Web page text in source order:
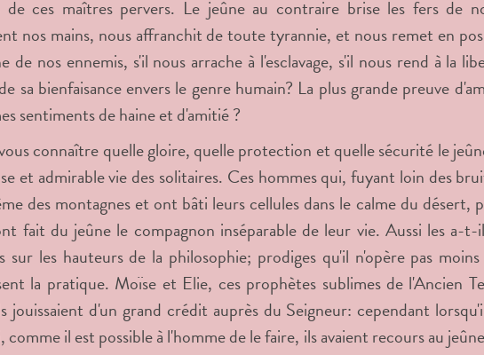
de ces maîtres pervers. Le jeûne au contraire brise les fers de
nos mains, nous affranchit de toute tyrannie, et nous remet en
de nos ennemis, s'il nous arrache à l'esclavage, s'il nous rend à la
sa bienfaisance envers le genre humain? La plus grande preuve
sentiments de haine et d'amitié ?
connaître quelle gloire, quelle protection et quelle sécurité le
et admirable vie des solitaires. Ces hommes qui, fuyant loin des
des montagnes et ont bâti leurs cellules dans le calme du désert,
fait du jeûne le compagnon inséparable de leur vie. Aussi les a-
sur les hauteurs de la philosophie; prodiges qu'il n'opère pas
la pratique. Moïse et Elie, ces prophètes sublimes de l'Ancien
jouissaient d'un grand crédit auprès du Seigneur: cependant
comme il est possible à l'homme de le faire, ils avaient recours au